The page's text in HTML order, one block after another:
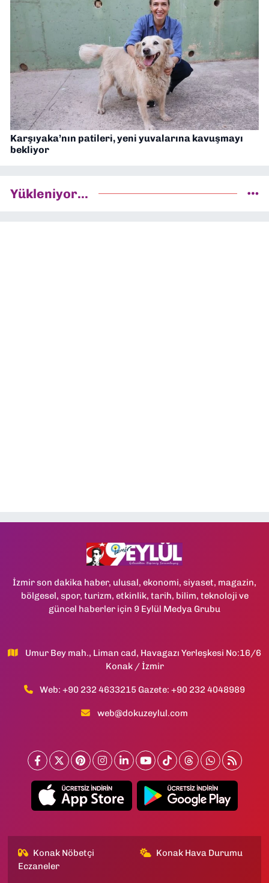
Karşıyaka’nın patileri, yeni yuvalarına kavuşmayı
bekliyor
Yükleniyor...
İzmir son dakika haber, ulusal, ekonomi, siyaset, magazin,
bölgesel, spor, turizm, etkinlik, tarih, bilim, teknoloji ve
güncel haberler için 9 Eylül Medya Grubu
Umur Bey mah., Liman cad, Havagazı Yerleşkesi No:16/6
Konak / İzmir
Web: +90 232 4633215 Gazete: +90 232 4048989
web@dokuzeylul.com
Konak Nöbetçi
Eczaneler
Konak Hava Durumu